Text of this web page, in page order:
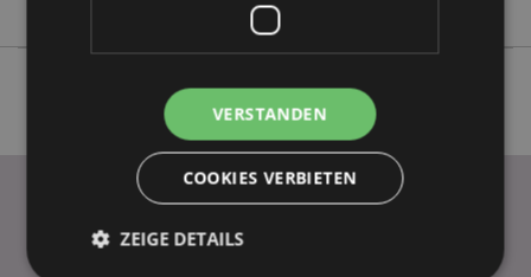
WICHTIGE INFORMATION
VERSTANDEN
COOKIES VERBIETEN
ZEIGE DETAILS